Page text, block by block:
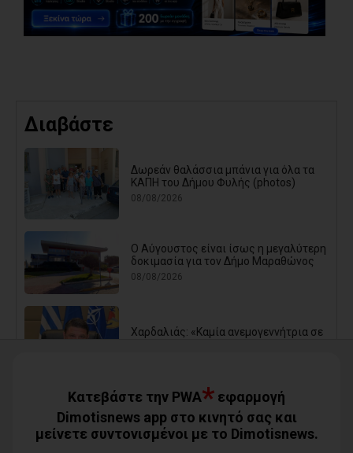
Διαβάστε
Δωρεάν θαλάσσια μπάνια για όλα τα
ΚΑΠΗ του Δήμου Φυλής (photos)
08/08/2026
Ο Αύγουστος είναι ίσως η μεγαλύτερη
δοκιμασία για τον Δήμο Μαραθώνος
08/08/2026
Χαρδαλιάς: «Καμία ανεμογεννήτρια σε
Με τη συνδρομή του Δήμου Αθηναίων
Κατεβάστε την PWA* εφαρμογή
Dimotisnews app στο κινητό σας και
μείνετε συντονισμένοι με το Dimotisnews.